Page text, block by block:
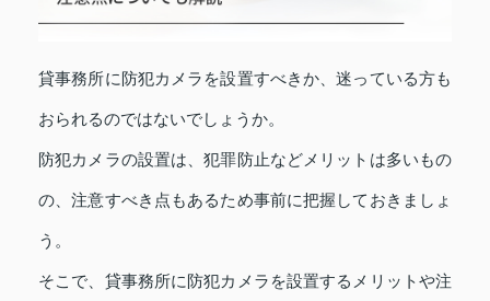
貸事務所に防犯カメラを設置すべきか、迷っている方も
おられるのではないでしょうか。
防犯カメラの設置は、犯罪防止などメリットは多いもの
の、注意すべき点もあるため事前に把握しておきましょ
う。
そこで、貸事務所に防犯カメラを設置するメリットや注